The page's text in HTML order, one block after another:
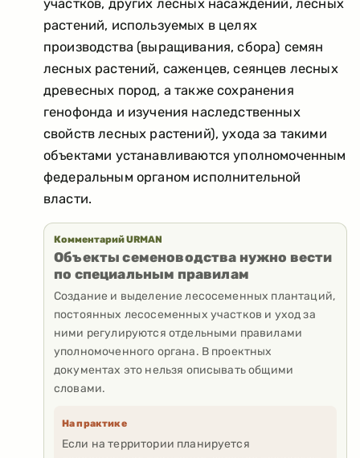
участков, других лесных насаждений, лесных
растений, используемых в целях
производства (выращивания, сбора) семян
лесных растений, саженцев, сеянцев лесных
древесных пород, а также сохранения
генофонда и изучения наследственных
свойств лесных растений), ухода за такими
объектами устанавливаются уполномоченным
федеральным органом исполнительной
власти.
Комментарий URMAN
Объекты семеноводства нужно вести
по специальным правилам
Создание и выделение лесосеменных плантаций,
постоянных лесосеменных участков и уход за
ними регулируются отдельными правилами
уполномоченного органа. В проектных
документах это нельзя описывать общими
словами.
На практике
Если на территории планируется